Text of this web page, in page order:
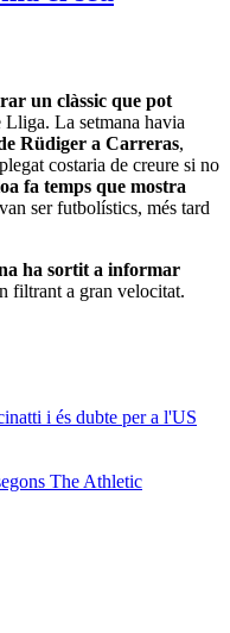
un clàssic que pot
Lliga. La setmana havia
Rüdiger a Carreras,
costaria de creure si no
fa temps que mostra
ser futbolístics, més tard
ha sortit a informar
filtrant a gran velocitat.
i és dubte per a l'US
The Athletic